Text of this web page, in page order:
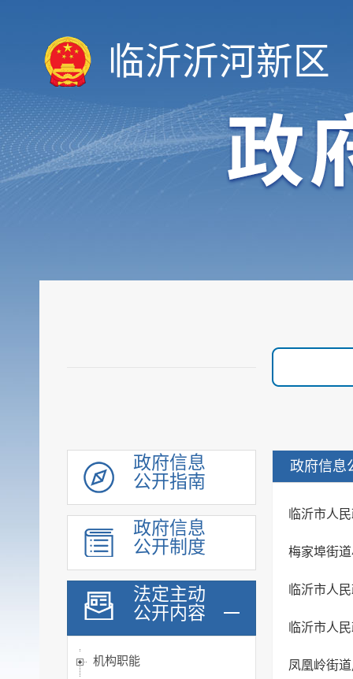
临沂沂河新区
政府信息
公开指南
政府信息
公开制度
法定主动
公开内容
机构职能
政府信息
临沂市人
梅家埠街
临沂市人
临沂市人
凤凰岭街